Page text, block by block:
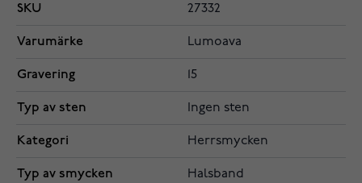
SKU 27332
Varumärke Lumoava
Gravering 15
Typ av sten Ingen sten
Kategori Herrsmycken
Typ av smycken Halsband